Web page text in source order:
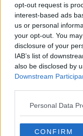
opt-out request is
interest-based ads
us or personal
your opt-out. You
disclosure of your
IAB’s list of
also be disclosed by
Downstream
Personal Data
CONFIRM
Alle8.29un volontario
registrazione, due
.
Un controllo del mio
medico, mi sposto, un
dove sarò vaccinato,
in attesa, sono le8.33.
documenti, qualche
si avvicina, lo
ecco fatto!”.